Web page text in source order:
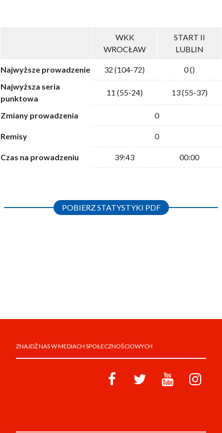
WKK
WROCŁAW
START II
LUBLIN
Najwyższe prowadzenie 32 (104-72)
0 ()
Najwyższa seria
punktowa
11 (55-24) 13 (55-37)
Zmiany prowadzenia 0
Remisy 0
Czas na prowadzeniu 39:43 00:00
POBIERZ STATYSTYKI PDF
ZNAJDŹ NAS W MEDIACH SPOŁECZNOŚCIOWYCH